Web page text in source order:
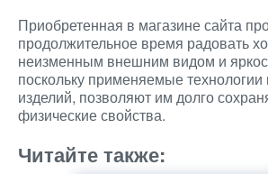
Приобретенная в магазине сайта
продолжительное время радовать
неизменным внешним видом и
поскольку применяемые технологии
изделий, позволяют им долго
физические свойства.
Читайте также: